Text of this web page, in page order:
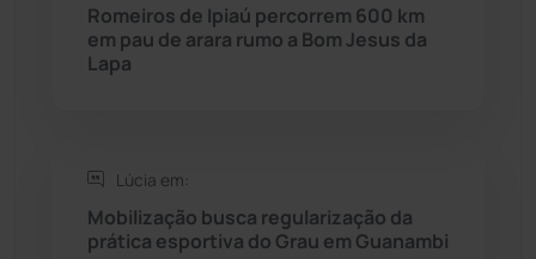
Sudoeste Baiano (1530)
Tanque Novo
Tecnologia (12)
Romeiros de Ipiaú percorrem 600 km
em pau de arara rumo a Bom Jesus da
Lapa
Lúcia em:
Mobilização busca regularização da
prática esportiva do Grau em Guanambi